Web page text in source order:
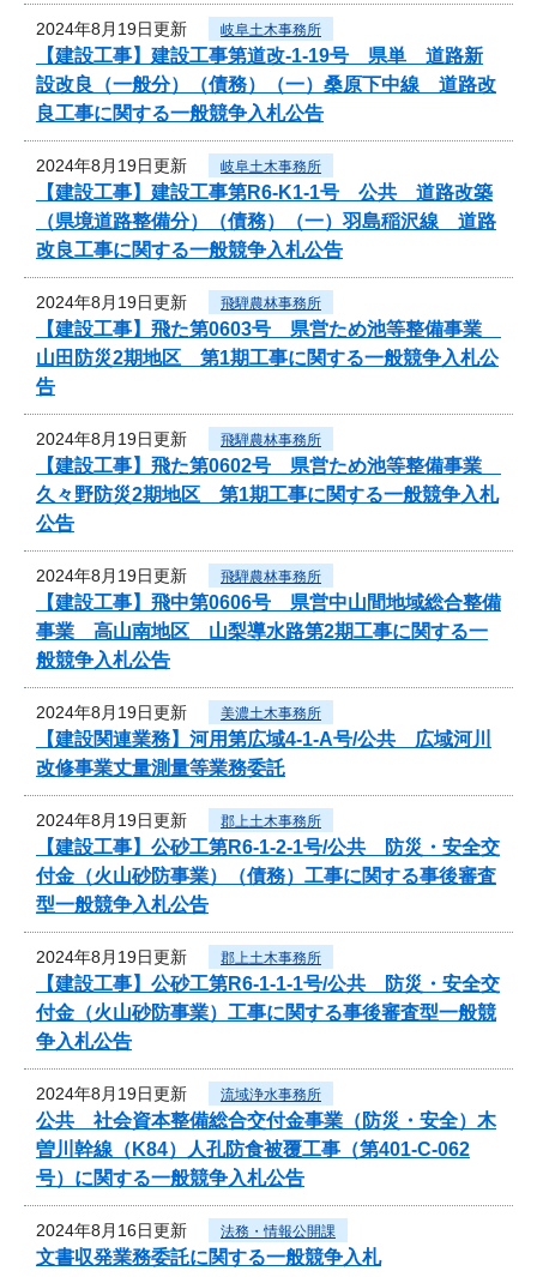
2024年8月19日更新 岐阜土木事務所
【建設工事】建設工事第道改-1-19号 県単 道路新
設改良（一般分）（債務）（一）桑原下中線 道路改
良工事に関する一般競争入札公告
2024年8月19日更新 岐阜土木事務所
【建設工事】建設工事第R6-K1-1号 公共 道路改築
（県境道路整備分）（債務）（一）羽島稲沢線 道路
改良工事に関する一般競争入札公告
2024年8月19日更新 飛騨農林事務所
【建設工事】飛た第0603号 県営ため池等整備事業
山田防災2期地区 第1期工事に関する一般競争入札公
告
2024年8月19日更新 飛騨農林事務所
【建設工事】飛た第0602号 県営ため池等整備事業
久々野防災2期地区 第1期工事に関する一般競争入札
公告
2024年8月19日更新 飛騨農林事務所
【建設工事】飛中第0606号 県営中山間地域総合整備
事業 高山南地区 山梨導水路第2期工事に関する一
般競争入札公告
2024年8月19日更新 美濃土木事務所
【建設関連業務】河用第広域4-1-A号/公共 広域河川
改修事業丈量測量等業務委託
2024年8月19日更新 郡上土木事務所
【建設工事】公砂工第R6-1-2-1号/公共 防災・安全交
付金（火山砂防事業）（債務）工事に関する事後審査
型一般競争入札公告
2024年8月19日更新 郡上土木事務所
【建設工事】公砂工第R6-1-1-1号/公共 防災・安全交
付金（火山砂防事業）工事に関する事後審査型一般競
争入札公告
2024年8月19日更新 流域浄水事務所
公共 社会資本整備総合交付金事業（防災・安全）木
曽川幹線（K84）人孔防食被覆工事（第401-C-062
号）に関する一般競争入札公告
2024年8月16日更新 法務・情報公開課
文書収発業務委託に関する一般競争入札